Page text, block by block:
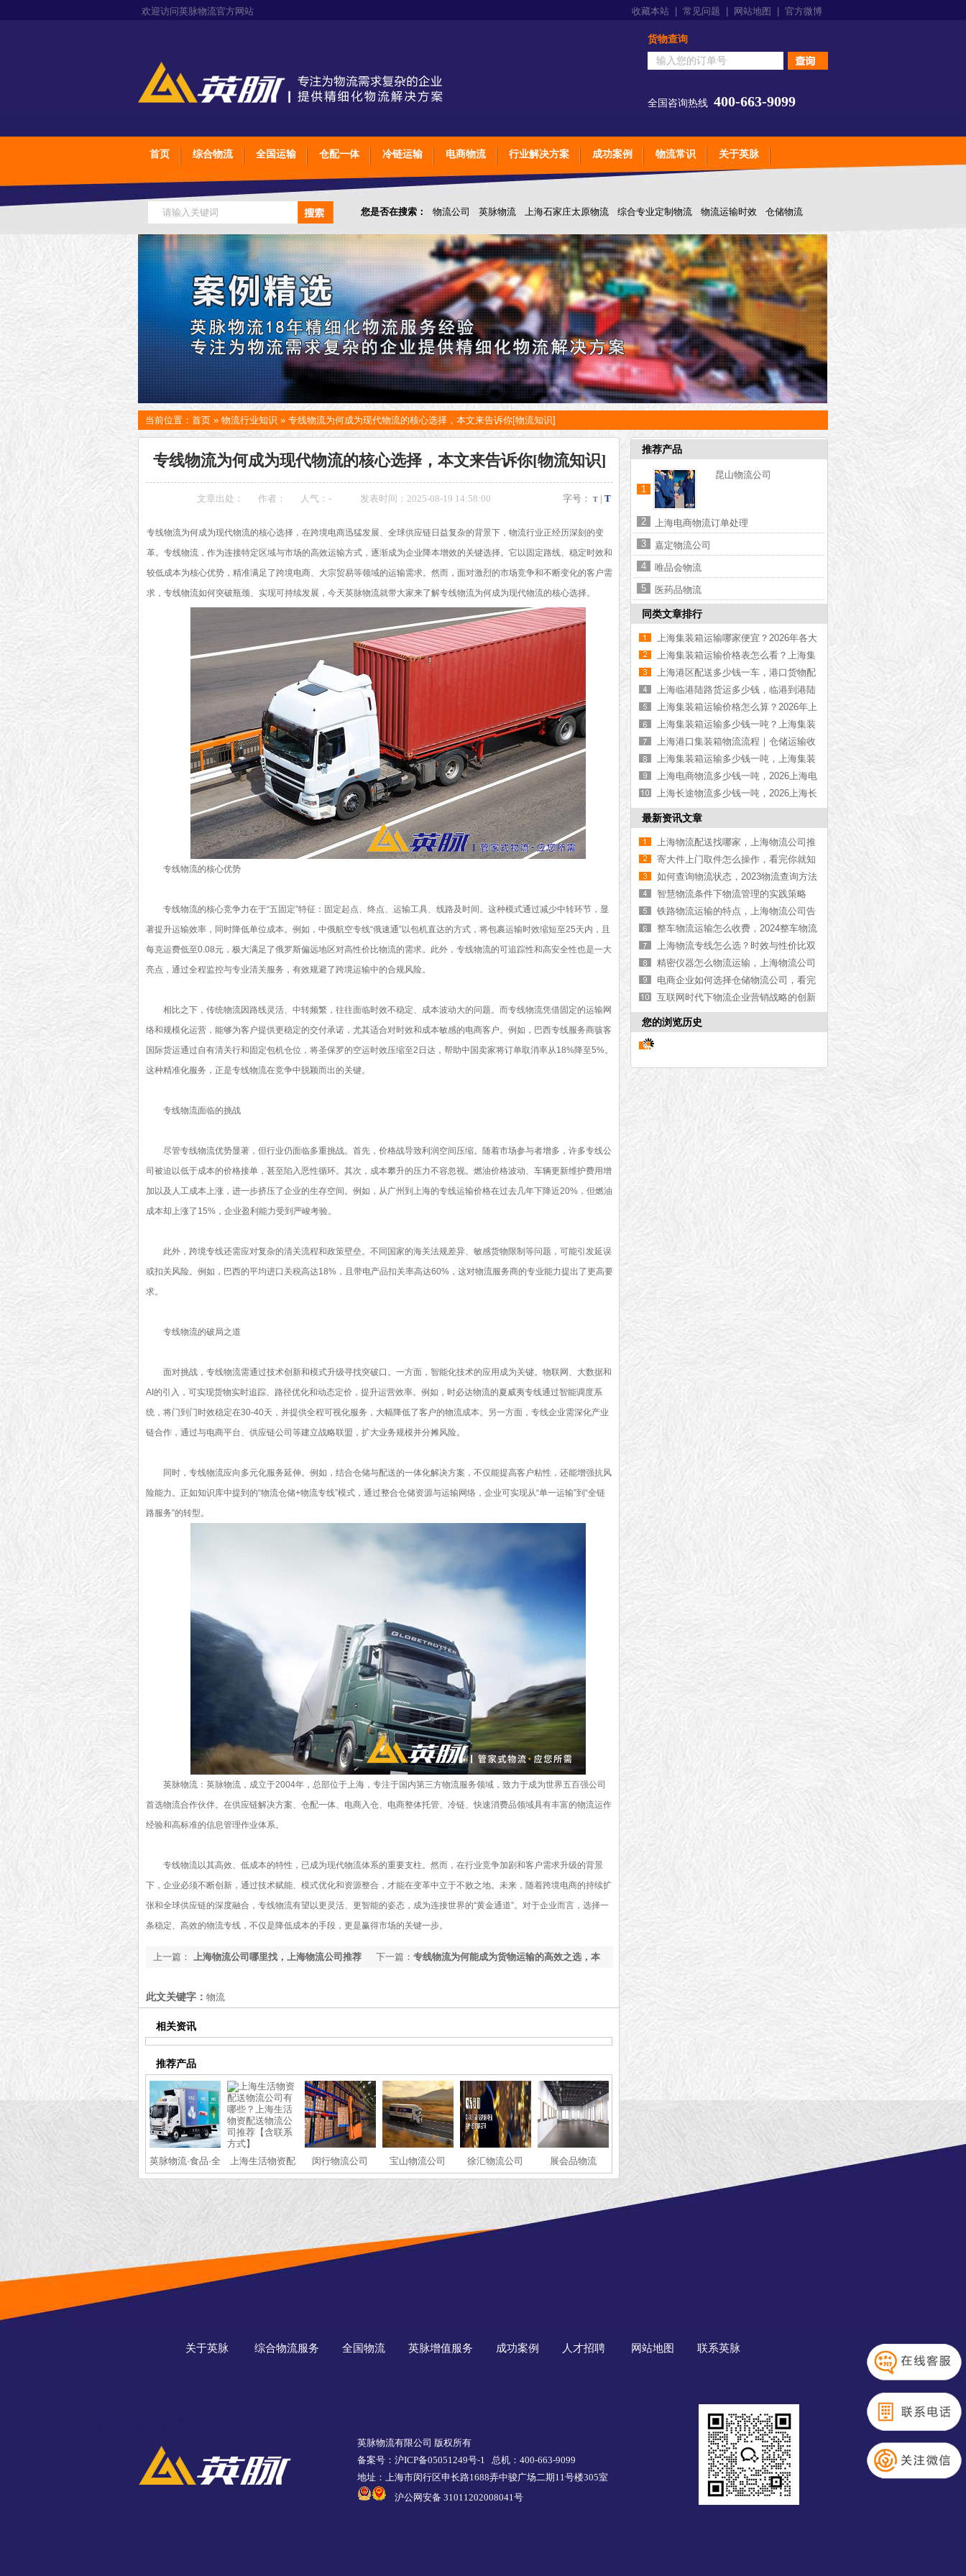
欢迎访问英脉物流官方网站 收藏本站 常见问题 网站地图 官方微博
货物查询
全国咨询热线 400-663-9099
首页 综合物流 全国运输 仓配一体 冷链运输 电商物流 行业解决方案 成功案例 物流常识 关于英脉
您是否在搜索： 物流公司 英脉物流 上海石家庄太原物流 综合专业定制物流 物流运输时效 仓储物流
仓储综合专业定制物流 上海石家庄太原综合专业定制物流
当前位置： 首页 » 物流行业知识 » 专线物流为何成为现代物流的核心选择，本文来告诉你[物流知识]
专线物流为何成为现代物流的核心选择，本文来告诉你[物流知识]
字号： T | T
文章出处： 作者： 人气： - 发表时间：2025-08-19 14:58:00
专线物流为何成为现代物流的核心选择，在跨境电商迅猛发展、全球供应链日益复杂的背景下，物流行业正经历深刻的变
革。专线物流，作为连接特定区域与市场的高效运输方式，逐渐成为企业降本增效的关键选择。它以固定路线、稳定时效和
较低成本为核心优势，精准满足了跨境电商、大宗贸易等领域的运输需求。然而，面对激烈的市场竞争和不断变化的客户需
求，专线物流如何突破瓶颈、实现可持续发展，今天英脉物流就带大家来了解专线物流为何成为现代物流的核心选择。
专线物流的核心优势
专线物流的核心竞争力在于“五固定”特征：固定起点、终点、运输工具、线路及时间。这种模式通过减少中转环节，显
著提升运输效率，同时降低单位成本。例如，中俄航空专线“俄速通”以包机直达的方式，将包裹运输时效缩短至25天内，且
每克运费低至0.08元，极大满足了俄罗斯偏远地区对高性价比物流的需求。此外，专线物流的可追踪性和高安全性也是一大
亮点，通过全程监控与专业清关服务，有效规避了跨境运输中的合规风险。
相比之下，传统物流因路线灵活、中转频繁，往往面临时效不稳定、成本波动大的问题。而专线物流凭借固定的运输网
络和规模化运营，能够为客户提供更稳定的交付承诺，尤其适合对时效和成本敏感的电商客户。例如，巴西专线服务商骇客
国际货运通过自有清关行和固定包机仓位，将圣保罗的空运时效压缩至2日达，帮助中国卖家将订单取消率从18%降至5%。
这种精准化服务，正是专线物流在竞争中脱颖而出的关键。
专线物流面临的挑战
尽管专线物流优势显著，但行业仍面临多重挑战。首先，价格战导致利润空间压缩。随着市场参与者增多，许多专线公
司被迫以低于成本的价格接单，甚至陷入恶性循环。其次，成本攀升的压力不容忽视。燃油价格波动、车辆更新维护费用增
加以及人工成本上涨，进一步挤压了企业的生存空间。例如，从广州到上海的专线运输价格在过去几年下降近20%，但燃油
成本却上涨了15%，企业盈利能力受到严峻考验。
此外，跨境专线还需应对复杂的清关流程和政策壁垒。不同国家的海关法规差异、敏感货物限制等问题，可能引发延误
或扣关风险。例如，巴西的平均进口关税高达18%，且带电产品扣关率高达60%，这对物流服务商的专业能力提出了更高要
求。
专线物流的破局之道
面对挑战，专线物流需通过技术创新和模式升级寻找突破口。一方面，智能化技术的应用成为关键。物联网、大数据和
AI的引入，可实现货物实时追踪、路径优化和动态定价，提升运营效率。例如，时必达物流的夏威夷专线通过智能调度系
统，将门到门时效稳定在30-40天，并提供全程可视化服务，大幅降低了客户的物流成本。另一方面，专线企业需深化产业
链合作，通过与电商平台、供应链公司等建立战略联盟，扩大业务规模并分摊风险。
同时，专线物流应向多元化服务延伸。例如，结合仓储与配送的一体化解决方案，不仅能提高客户粘性，还能增强抗风
险能力。正如知识库中提到的“物流仓储+物流专线”模式，通过整合仓储资源与运输网络，企业可实现从“单一运输”到“全链
路服务”的转型。
英脉物流：英脉物流，成立于2004年，总部位于上海，专注于国内第三方物流服务领域，致力于成为世界五百强公司
首选物流合作伙伴。在供应链解决方案、仓配一体、电商入仓、电商整体托管、冷链、快速消费品领域具有丰富的物流运作
经验和高标准的信息管理作业体系。
专线物流以其高效、低成本的特性，已成为现代物流体系的重要支柱。然而，在行业竞争加剧和客户需求升级的背景
下，企业必须不断创新，通过技术赋能、模式优化和资源整合，才能在变革中立于不败之地。未来，随着跨境电商的持续扩
张和全球供应链的深度融合，专线物流有望以更灵活、更智能的姿态，成为连接世界的“黄金通道”。对于企业而言，选择一
条稳定、高效的物流专线，不仅是降低成本的手段，更是赢得市场的关键一步。
下一篇： 专线物流为何能成为货物运输的高效之选，本
上一篇： 上海物流公司哪里找，上海物流公司推荐
此文关键字： 物流
相关资讯
推荐产品
英脉物流·食品·全
国冷链运输
上海生活物资配
送物流公司有哪
些？上海生活物
闵行物流公司 宝山物流公司 徐汇物流公司 展会品物流
推荐产品
1
昆山物流公司
2
上海电商物流订单处理
3
嘉定物流公司
4
唯品会物流
5
医药品物流
同类文章排行
上海集装箱运输哪家便宜？2026年各大
物流公司推荐【最新更新】
上海集装箱运输价格表怎么看？上海集
装箱运输价格指南【最新更新】
上海港区配送多少钱一车，港口货物配
送服务收费价格表【含最新报价】
上海临港陆路货运多少钱，临港到港陆
路运输收费标准【含价格表】
上海集装箱运输价格怎么算？2026年上
海集装箱运输价格指南【最新更新】
上海集装箱运输多少钱一吨？上海集装
箱运输价格（含价格表）
上海港口集装箱物流流程｜仓储运输收
费标准2026｜港口物流【行业百科】
上海集装箱运输多少钱一吨，上海集装
箱运输价格（含价格表）
上海电商物流多少钱一吨，2026上海电
商物流价格【含最新价格】
上海长途物流多少钱一吨，2026上海长
途物流价格【含最新价格】
最新资讯文章
上海物流配送找哪家，上海物流公司推
荐【上门取件】
寄大件上门取件怎么操作，看完你就知
道了[最新更新]
如何查询物流状态，2023物流查询方法
大全[最新更新]
智慧物流条件下物流管理的实践策略
铁路物流运输的特点，上海物流公司告
诉您
整车物流运输怎么收费，2024整车物流
运输收费详情[费用表单]
上海物流专线怎么选？时效与性价比双
优攻略【实用攻略】
精密仪器怎么物流运输，上海物流公司
解答【今日资讯】
电商企业如何选择仓储物流公司，看完
本文就懂了【今日推荐】
互联网时代下物流企业营销战略的创新
路径分析
您的浏览历史
关于英脉 综合物流服务 全国物流 英脉增值服务 成功案例 人才招聘 网站地图 联系英脉
英脉物流有限公司 版权所有
备案号：沪ICP备05051249号-1 总机：400-663-9099
地址：上海市闵行区申长路1688弄中骏广场二期11号楼305室
沪公网安备 31011202008041号